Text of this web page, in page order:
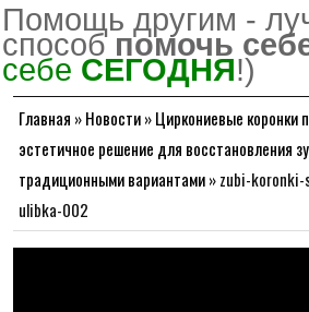
Помощь другим -
способ помочь
себе СЕГОДНЯ!)
Главная »Новости»Циркониевые коронки
эстетичное решение для восстановления
традиционными вариантами»zubi-
ulibka-002